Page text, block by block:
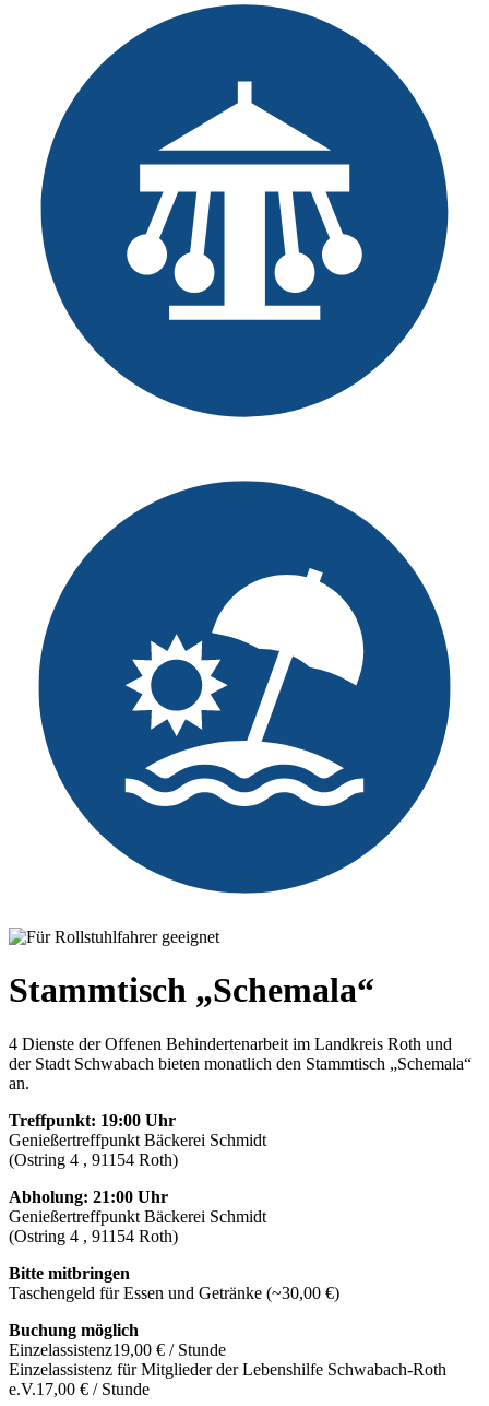
Stammtisch „Schemala“
4 Dienste der Offenen Behindertenarbeit im Landkreis Roth und
der Stadt Schwabach bieten monatlich den Stammtisch „Schemala“
an.
Treffpunkt: 19:00 Uhr
Genießertreffpunkt Bäckerei Schmidt
(Ostring 4 , 91154 Roth)
Abholung: 21:00 Uhr
Genießertreffpunkt Bäckerei Schmidt
(Ostring 4 , 91154 Roth)
Bitte mitbringen
Taschengeld für Essen und Getränke (~30,00 €)
Buchung möglich
Einzelassistenz19,00 € / Stunde
Einzelassistenz für Mitglieder der Lebenshilfe Schwabach-Roth
e.V.17,00 € / Stunde